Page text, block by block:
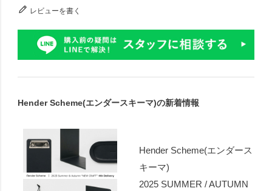
レビューを書く
Hender Scheme(エンダースキーマ)の新着情報
Hender Scheme(エンダース
キーマ)
2025 SUMMER / AUTUMN